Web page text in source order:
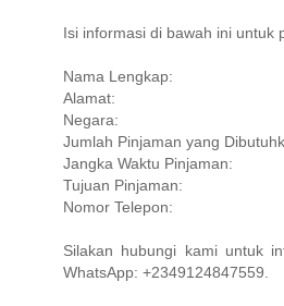
Isi informasi di bawah ini untuk
Nama Lengkap:
Alamat:
Negara:
Jumlah Pinjaman yang
Jangka Waktu Pinjaman:
Tujuan Pinjaman:
Nomor Telepon:
Silakan hubungi kami untuk
WhatsApp: +2349124847559.